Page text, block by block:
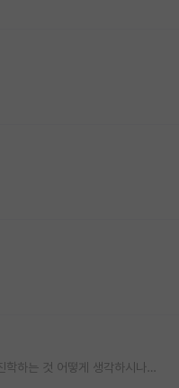
한양대 공대 신임교수님 대학원 석사과정 진학하는 것 어떻게 생각하시나요?